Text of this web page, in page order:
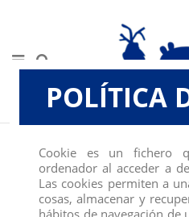
POLÍTICA
Cookie es un fichero
ordenador al acceder a
Las cookies permiten a
cosas, almacenar y
hábitos de navegación de